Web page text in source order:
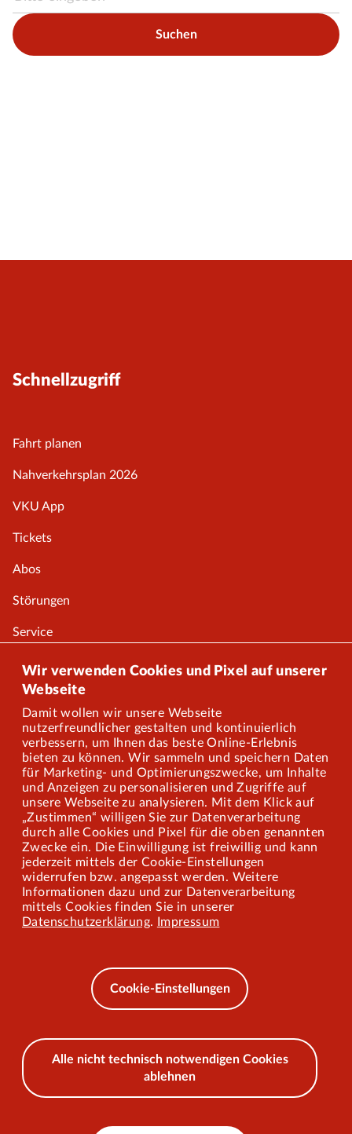
Suchen
Wir verwenden Cookies und Pixel auf unserer
Webseite
Damit wollen wir unsere Webseite
nutzerfreundlicher gestalten und kontinuierlich
verbessern, um Ihnen das beste Online-Erlebnis
bieten zu können. Wir sammeln und speichern Daten
für Marketing- und Optimierungszwecke, um Inhalte
und Anzeigen zu personalisieren und Zugriffe auf
unsere Webseite zu analysieren. Mit dem Klick auf
„Zustimmen“ willigen Sie zur Datenverarbeitung
durch alle Cookies und Pixel für die oben genannten
Zwecke ein. Die Einwilligung ist freiwillig und kann
jederzeit mittels der Cookie-Einstellungen
widerrufen bzw. angepasst werden. Weitere
Informationen dazu und zur Datenverarbeitung
mittels Cookies finden Sie in unserer
Datenschutzerklärung. Impressum
Cookie-Einstellungen
Alle nicht technisch notwendigen Cookies
ablehnen
Schnellzugriff
Fahrt planen
Nahverkehrsplan 2026
VKU App
Tickets
Abos
Störungen
Service
Onlineshop
Über uns
Karriere
Presse
Mitarbeiterportal
Barrierefreiheit
Mobilität lernen